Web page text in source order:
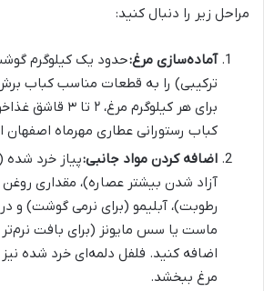
مراحل زیر را دنبال کنید:
آماده‌سازی مرغ:حدود یک کیلوگرم
ترکیبی) را به قطعات مناسب کباب
برای هر کیلوگرم
کباب رستورانی عطاری مهرماه اصفهان
اضافه کردن مواد جانبی:پیاز خرد شده
آزاد شدن بیشتر عصاره)، مقداری
رطوبت)، آبلیمو (برای نرمی گوشت) و
ماست یا سس مایونز (برای بافت
اضافه کنید. فلفل دلمه‌ای خرد شده
مرغ ببخشد.